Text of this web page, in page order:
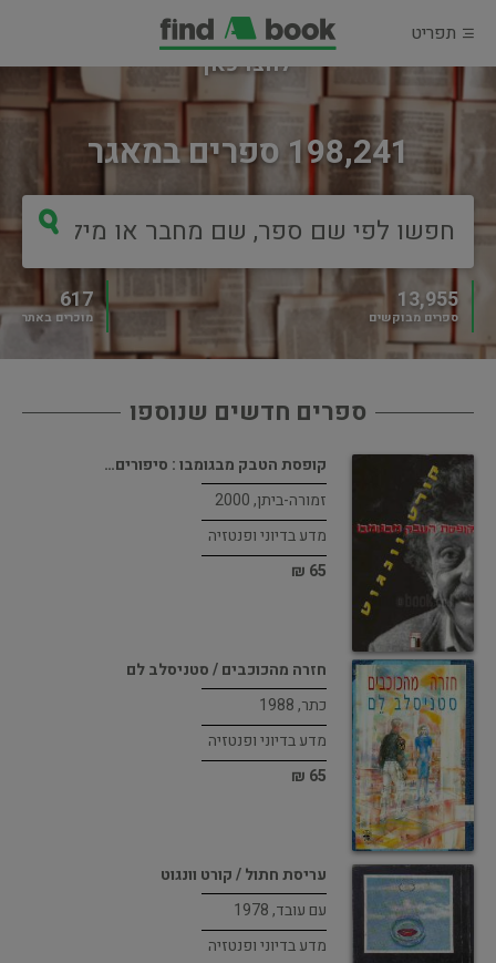
תפריט
198,241 ספרים במאגר
13,955
ספרים מבוקשים
617
מוכרים באתר
מוכרים ספר?
לחצו כאן
ספרים חדשים שנוספו
קופסת הטבק מבגומבו : סיפורים…
זמורה-ביתן, 2000
מדע בדיוני ופנטזיה
65 ₪
חזרה מהכוכבים / סטניסלב לם
כתר, 1988
מדע בדיוני ופנטזיה
65 ₪
עריסת חתול / קורט וונגוט
עם עובד, 1978
מדע בדיוני ופנטזיה